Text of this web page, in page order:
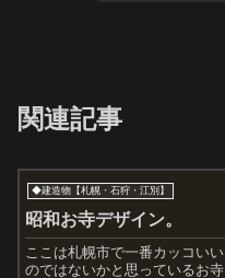
関連記事
◆建造物【札幌・石狩・江別】
昭和お寺デザイン。
ここは札幌市で一番カッコいい
のではないかと思っているお寺